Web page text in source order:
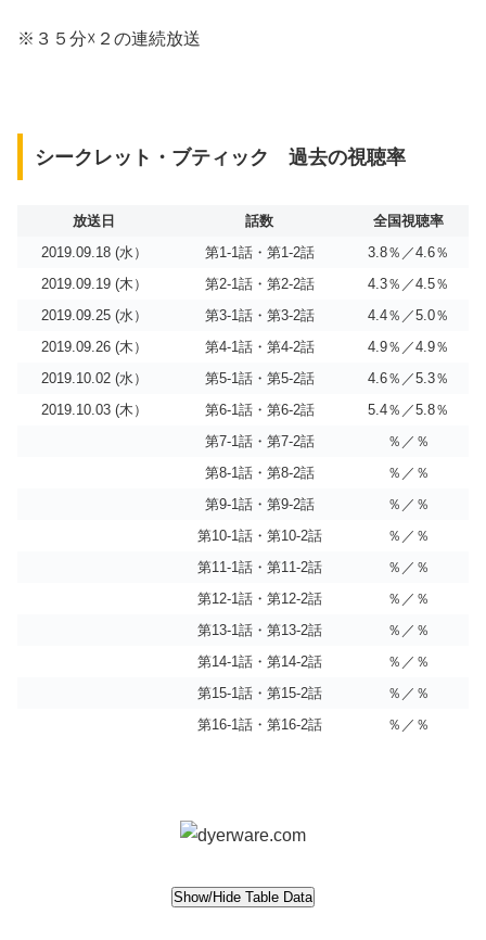
※３５分☓２の連続放送
シークレット・ブティック 過去の視聴率
放送日 話数
全国視聴率
2019.09.18 (水）
第1-1話・第1-2話
3.8％／4.6％
2019.09.19 (木）
第2-1話・第2-2話
4.3％／4.5％
2019.09.25 (水）
第3-1話・第3-2話
4.4％／5.0％
2019.09.26 (木）
第4-1話・第4-2話
4.9％／4.9％
2019.10.02 (水）
第5-1話・第5-2話
4.6％／5.3％
2019.10.03 (木）
第6-1話・第6-2話
5.4％／5.8％
第7-1話・第7-2話
％／％
第8-1話・第8-2話
％／％
第9-1話・第9-2話
％／％
第10-1話・第10-2話
％／％
第11-1話・第11-2話
％／％
第12-1話・第12-2話
％／％
第13-1話・第13-2話
％／％
第14-1話・第14-2話
％／％
第15-1話・第15-2話
％／％
第16-1話・第16-2話
％／％